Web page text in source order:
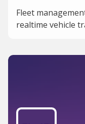
Fleet
realtime vehicle